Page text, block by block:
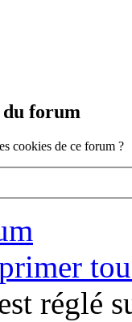
du forum
cookies de ce forum ?
réglé